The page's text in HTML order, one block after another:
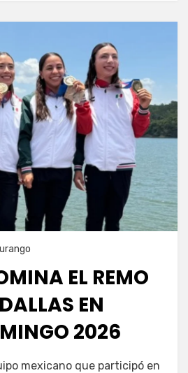
EL REMO
EN
2026
Servínmexicano que participó en